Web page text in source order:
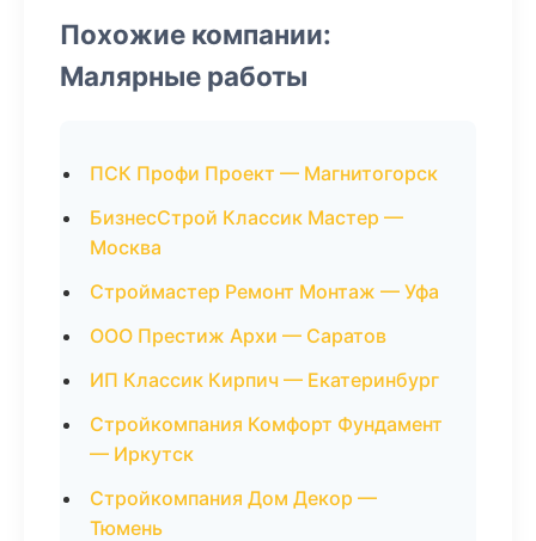
Похожие компании:
Малярные работы
ПСК Профи Проект — Магнитогорск
БизнесСтрой Классик Мастер —
Москва
Строймастер Ремонт Монтаж — Уфа
ООО Престиж Архи — Саратов
ИП Классик Кирпич — Екатеринбург
Стройкомпания Комфорт Фундамент
— Иркутск
Стройкомпания Дом Декор —
Тюмень